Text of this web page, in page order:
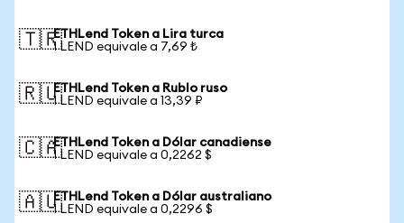
🇹🇷ETHLend Token a Lira turca
1 LEND equivale a 7,69 ₺
🇷🇺ETHLend Token a Rublo ruso
1 LEND equivale a 13,39 ₽
🇨🇦ETHLend Token a Dólar canadiense
1 LEND equivale a 0,2262 $
🇦🇺ETHLend Token a Dólar australiano
1 LEND equivale a 0,2296 $